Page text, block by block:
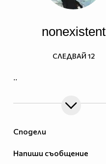
Сподели
Напиши съобщение
nonexistent
..
СЛЕДВАЙ 12